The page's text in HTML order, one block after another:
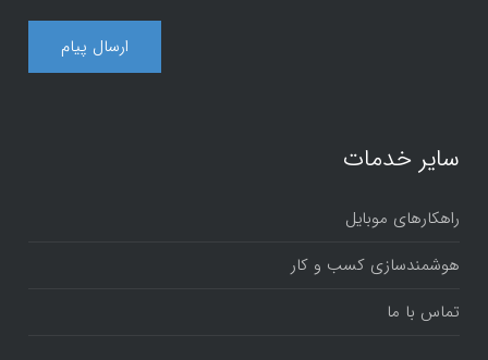
سایر خدمات
راهکارهای موبایل
هوشمندسازی کسب و کار
تماس با ما